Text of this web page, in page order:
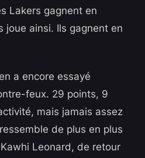
Lakers gagnent en
joue ainsi. Ils gagnent en
a encore essayé
feux. 29 points, 9
mais jamais assez
de plus en plus
Leonard, de retour